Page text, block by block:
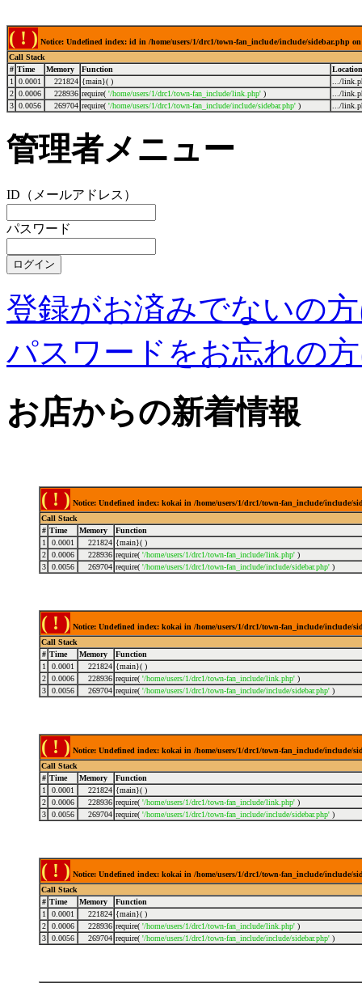
( ! ) Notice: Undefined index: id in /home/users/1/drc1/town-fan_include/include/sidebar.php
Call Stack
# Time Memory Function
Location
1
0.0001 221824 {main}( )
.../
2 0.0006 228936 require( '/home/users/1/drc1/town-fan_include/link.php' )
.../
3 0.0056 269704 require( '/home/users/1/drc1/town-fan_include/include/sidebar.php' ) .../
管理者メニュー
ID（メールアドレス）
パスワード
登録がお済みでないの
パスワードをお忘れの
お店からの新着情報
( ! ) Notice: Undefined index: kokai in /home/users/1/drc1/town-fan_include/include/
Call Stack
# Time Memory
Function
1
0.0001 221824 {main}( )
2
0.0006 228936 require( '/home/users/1/drc1/town-fan_include/link.php' )
3
0.0056 269704 require( '/home/users/1/drc1/town-fan_include/include/sidebar.php' )
( ! ) Notice: Undefined index: kokai in /home/users/1/drc1/town-fan_include/include/
Call Stack
# Time Memory
Function
1
0.0001 221824 {main}( )
2
0.0006 228936 require( '/home/users/1/drc1/town-fan_include/link.php' )
3
0.0056 269704 require( '/home/users/1/drc1/town-fan_include/include/sidebar.php' )
( ! ) Notice: Undefined index: kokai in /home/users/1/drc1/town-fan_include/include/
Call Stack
# Time Memory
Function
1
0.0001 221824 {main}( )
2
0.0006 228936 require( '/home/users/1/drc1/town-fan_include/link.php' )
3
0.0056 269704 require( '/home/users/1/drc1/town-fan_include/include/sidebar.php' )
( ! ) Notice: Undefined index: kokai in /home/users/1/drc1/town-fan_include/include/
Call Stack
# Time Memory
Function
1
0.0001 221824 {main}( )
2
0.0006 228936 require( '/home/users/1/drc1/town-fan_include/link.php' )
3
0.0056 269704 require( '/home/users/1/drc1/town-fan_include/include/sidebar.php' )